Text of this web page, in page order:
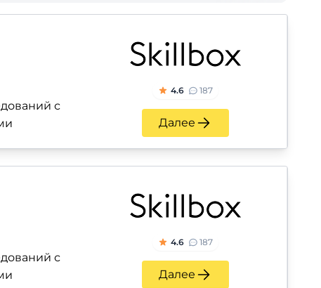
с
4.6 187
Далее
с
4.6 187
Далее